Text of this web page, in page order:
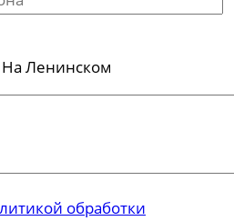
На Ленинском
обработки